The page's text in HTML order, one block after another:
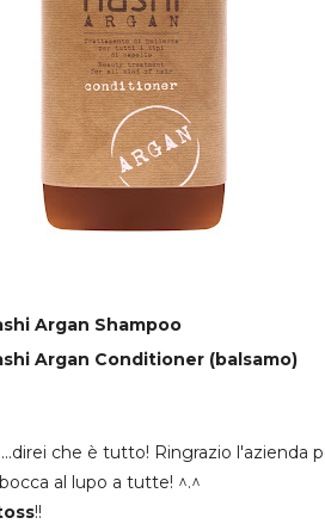
Argan Shampoo
Argan Conditioner (balsamo)
che è tutto! Ringrazio l'azienda
al lupo a tutte! ^.^
!!